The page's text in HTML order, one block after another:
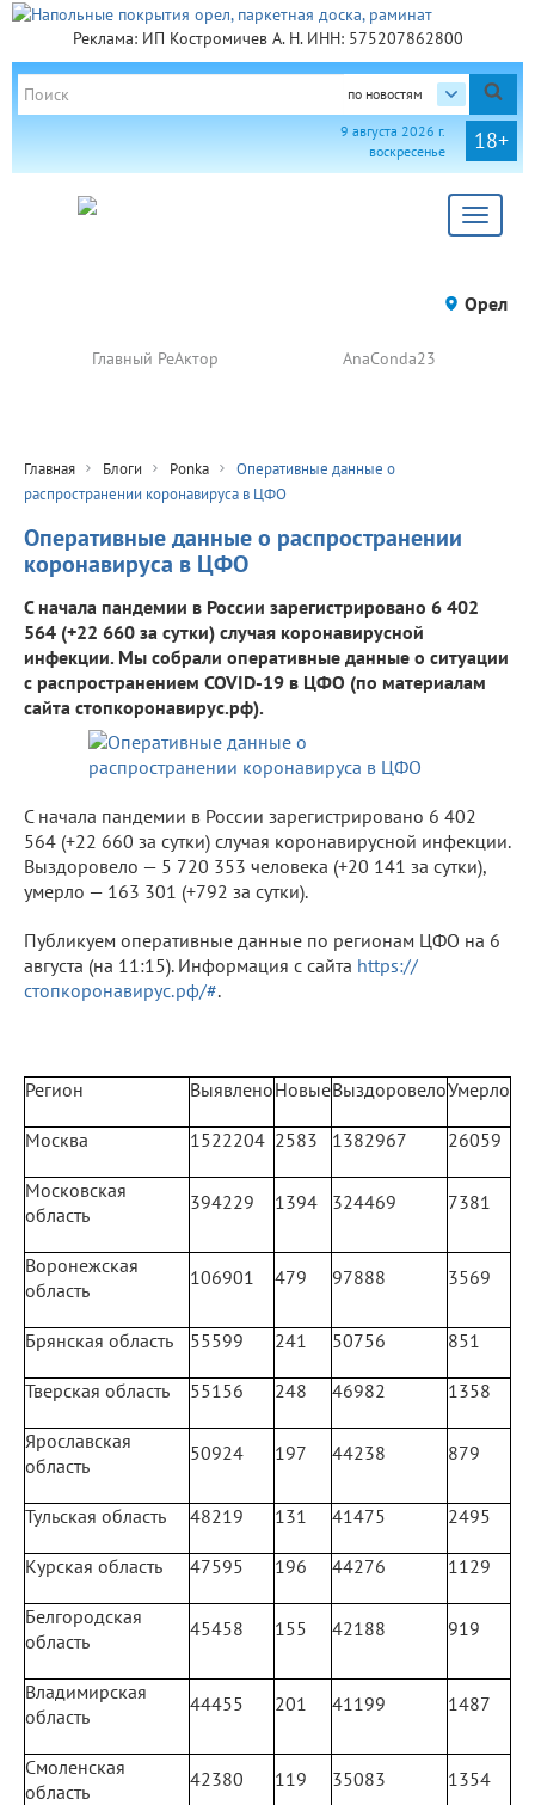
Реклама: ИП Костромичев А. Н. ИНН: 575207862800
по новостям
18+
9 августа 2026 г.
воскресенье
Toggle
Орел
Главный РеАктор AnaConda23
Главная Блоги Ponka
Оперативные данные о
распространении коронавируса в ЦФО
Оперативные данные о распространении
коронавируса в ЦФО
С начала пандемии в России зарегистрировано 6 402
564 (+22 660 за сутки) случая коронавирусной
инфекции. Мы собрали оперативные данные о ситуации
с распространением COVID-19 в ЦФО (по материалам
сайта стопкоронавирус.рф).
С начала пандемии в России зарегистрировано 6 402
564 (+22 660 за сутки) случая коронавирусной инфекции.
Выздоровело — 5 720 353 человека (+20 141 за сутки),
умерло — 163 301 (+792 за сутки).
Публикуем оперативные данные по регионам ЦФО на 6
августа (на 11:15). Информация с сайта https://
стопкоронавирус.рф/#.
Регион ВыявленоНовыеВыздоровелоУмерло
Москва 1522204 2583 1382967 26059
Московская
область
394229 1394 324469 7381
Воронежская
область
106901 479 97888 3569
Брянская область 55599 241 50756 851
Тверская область 55156 248 46982 1358
Ярославская
область
50924 197 44238 879
Тульская область 48219 131 41475 2495
Курская область 47595 196 44276 1129
Белгородская
область
45458 155 42188 919
Владимирская
область
44455 201 41199 1487
Смоленская
область
42380 119 35083 1354